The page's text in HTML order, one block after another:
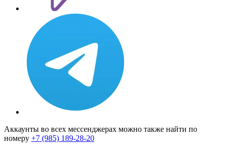
Аккаунты во всех мессенджерах можно также найти по
номеру +7 (985) 189-28-20